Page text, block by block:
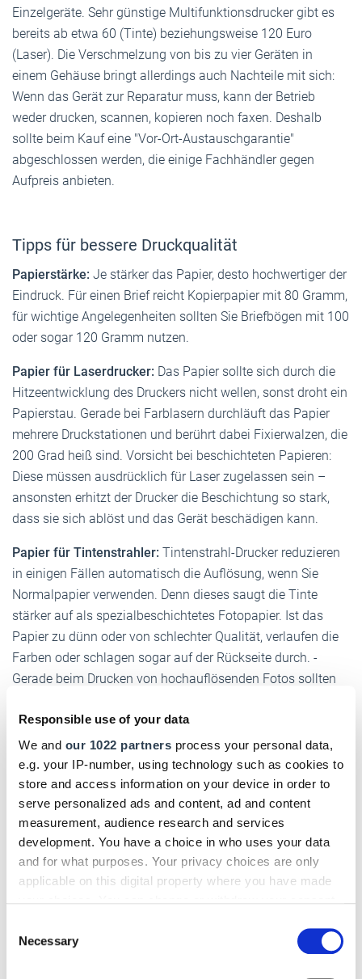
Responsible use of your data
We and our 1022 partners process your personal data,
e.g. your IP-number, using technology such as cookies to
store and access information on your device in order to
serve personalized ads and content, ad and content
measurement, audience research and services
development. You have a choice in who uses your data
and for what purposes. Your privacy choices are only
applicable on this digital property where you have made
the Privacy trigger icon.
Selection
Necessary
Einzelgeräte. Sehr günstige Multifunktionsdrucker gibt es
bereits ab etwa 60 (Tinte) beziehungsweise 120 Euro
(Laser). Die Verschmelzung von bis zu vier Geräten in
einem Gehäuse bringt allerdings auch Nachteile mit sich:
Wenn das Gerät zur Reparatur muss, kann der Betrieb
weder drucken, scannen, kopieren noch faxen. Deshalb
sollte beim Kauf eine "Vor-Ort-Austauschgarantie"
abgeschlossen werden, die einige Fachhändler gegen
Aufpreis anbieten.
Tipps für bessere Druckqualität
Papierstärke: Je stärker das Papier, desto hoch­wertiger der
Eindruck. Für einen Brief reicht Kopierpapier mit 80 Gramm,
für wichtige Angelegenheiten sollten Sie Briefbögen mit 100
oder sogar 120 Gramm nutzen.
Papier für Laserdrucker: Das Papier sollte sich durch die
Hitze­entwicklung des Druckers nicht wellen, sonst droht ein
Papierstau. Gerade bei Farblasern durchläuft das Papier
mehrere Druckstationen und berührt dabei Fixierwalzen, die
200 Grad heiß sind. Vorsicht bei beschichteten Papieren:
Diese müssen ausdrücklich für Laser zu­gelassen sein –
ansonsten erhitzt der Drucker die Beschichtung so stark,
dass sie sich ablöst und das Gerät ­beschädigen kann.
Papier für Tintenstrahler: Tintenstrahl-Drucker reduzieren
in einigen Fällen automatisch die Auflösung, wenn Sie
Normalpapier verwenden. Denn dieses saugt die Tinte
stärker auf als spezialbeschichtetes Fotopapier. Ist das
Papier zu dünn oder von schlechter Qualität, ver­laufen die
Farben oder schlagen ­sogar auf der Rückseite durch. ­
Gerade beim Drucken von hoch­auflösenden Fotos sollten
bestmögliche Qualität zu erzielen.
Papierproben:Von einigen Papierherstellern gibt es
Probepackungen, die zwei bis drei Blätter verschiedener
Papiere mit unter­schiedlichem Gewicht und ­diversen
Beschichtungen enthalten. Diese eignen sich gut zum
Experimentieren, um optimale Ergebnisse im Schwarz-
Weiß- und Farbdruck zu erzielen.
Auflösung:Die Auflösung eines Druckers gibt die Anzahl